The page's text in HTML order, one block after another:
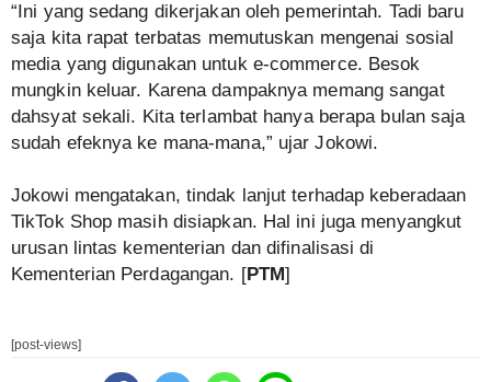
“Ini yang sedang dikerjakan oleh pemerintah. Tadi baru
saja kita rapat terbatas memutuskan mengenai sosial
media yang digunakan untuk e-commerce. Besok
mungkin keluar. Karena dampaknya memang sangat
dahsyat sekali. Kita terlambat hanya berapa bulan saja
sudah efeknya ke mana-mana,” ujar Jokowi.
Jokowi mengatakan, tindak lanjut terhadap keberadaan
TikTok Shop masih disiapkan. Hal ini juga menyangkut
urusan lintas kementerian dan difinalisasi di
Kementerian Perdagangan. [PTM]
[post-views]